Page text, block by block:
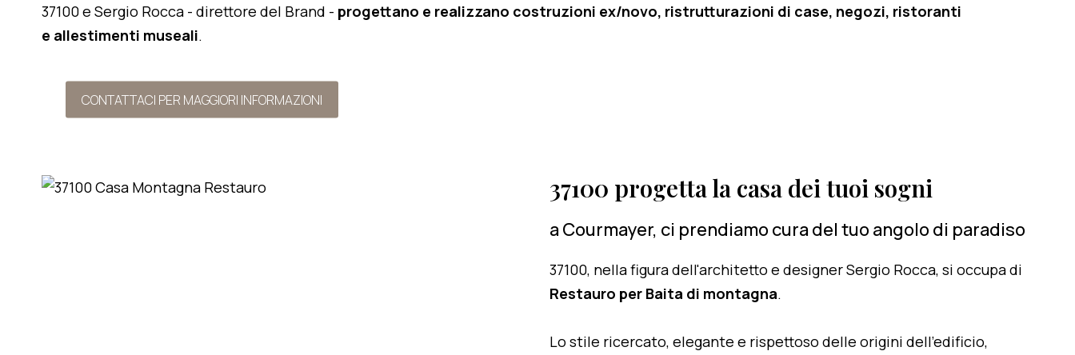
37100 e Sergio Rocca - direttore del Brand - progettano e realizzano costruzioni ex/novo, ristrutturazioni di case, negozi, ristoranti
e allestimenti museali.
CONTATTACI PER MAGGIORI INFORMAZIONI
37100 progetta la casa dei tuoi sogni
a Courmayer, ci prendiamo cura del tuo angolo di paradiso
37100, nella figura dell'architetto e designer Sergio Rocca, si occupa di
Restauro per Baita di montagna.
Lo stile ricercato, elegante e rispettoso delle origini dell'edificio,